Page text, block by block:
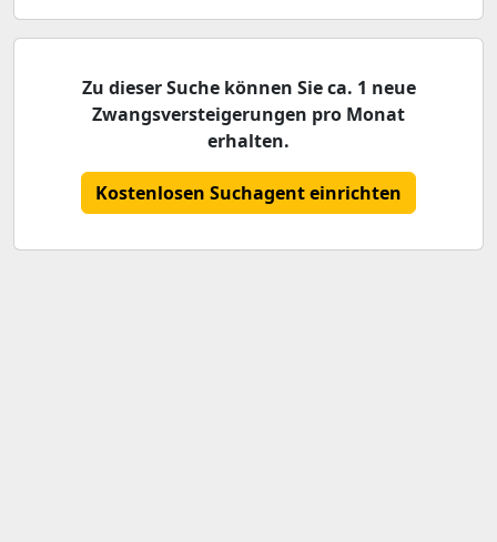
Zu dieser Suche können Sie ca. 1 neue
Zwangsversteigerungen pro Monat
erhalten.
Kostenlosen Suchagent einrichten